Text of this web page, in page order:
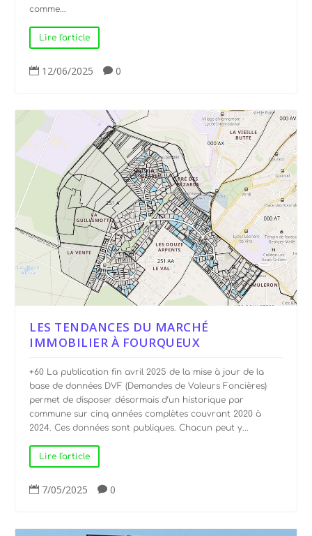
comme...
Lire l'article
 12/06/2025  0
LES TENDANCES DU MARCHÉ
IMMOBILIER À FOURQUEUX
+60 La publication fin avril 2025 de la mise à jour de la
base de données DVF (Demandes de Valeurs Foncières)
permet de disposer désormais d’un historique par
commune sur cinq années complètes couvrant 2020 à
2024. Ces données sont publiques. Chacun peut y...
Lire l'article
 7/05/2025  0